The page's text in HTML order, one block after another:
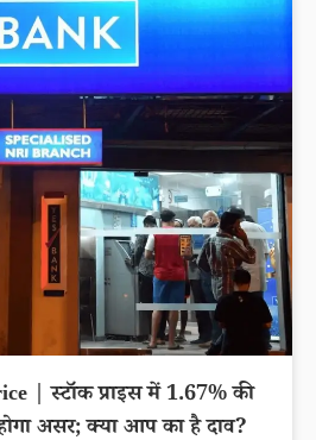
| स्टॉक प्राइस में 1.67% की
असर; क्या आप का है दाव?